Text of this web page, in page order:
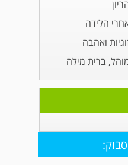
הלידה
ואהבה
ברית מילה